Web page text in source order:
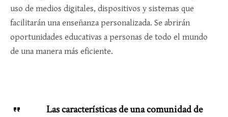
uso de medios digitales, dispositivos y sistemas que
facilitarán una enseñanza personalizada. Se abrirán
oportunidades educativas a personas de todo el mundo
de una manera más eficiente.
Las características de una comunidad de